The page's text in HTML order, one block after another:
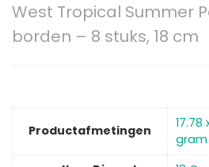
West Tropical Summer
borden – 8 stuks, 18 cm
Productafmetingen
‎17.78
gram